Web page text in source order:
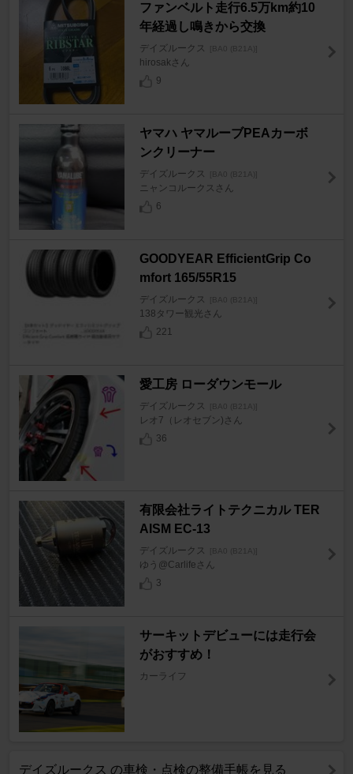
ファンベルト走行6.5万km約10
年経過し鳴きから交換
デイズルークス [BA0 (B21A)]
hirosakさん
9
ヤマハ ヤマルーブPEAカーボ
ンクリーナー
デイズルークス [BA0 (B21A)]
ニャンコルークスさん
6
GOODYEAR EfficientGrip Co
mfort 165/55R15
デイズルークス [BA0 (B21A)]
138タワー観光さん
221
愛工房 ローダウンモール
デイズルークス [BA0 (B21A)]
レオ7（レオセブン)さん
36
有限会社ライトテクニカル TER
AISM EC-13
デイズルークス [BA0 (B21A)]
ゆう@Carlifeさん
3
サーキットデビューには走行会
がおすすめ！
カーライフ
デイズルークス の車検・点検の整備手帳を見る